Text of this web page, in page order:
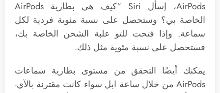
الخاصة بي؟ وستحصل على نسبة مئوية فردية لكل
سماعة. وإذا فتحت للتو علبة الشحن الخاصة بك،
فستحصل على نسبة مئوية مثل ذلك.
يمكنك أيضًا التحقق من مستوى بطارية سماعات
‌AirPods‌ من خلال ساعة ابل سواء كانت مقترنة بالآي-